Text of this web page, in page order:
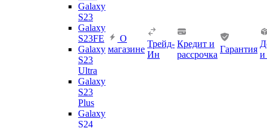
Galaxy
S23
Galaxy
S23FE
Galaxy
S23
Ultra
Galaxy
S23
Plus
Galaxy
S24
О
магазине
Трейд-
Ин
Кредит и
рассрочка
Гарантия
и